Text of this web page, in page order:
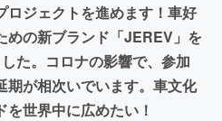
ロジェクトを進めます！車好
めの新ブランド「JEREV」を
た。コロナの影響で、参加
期が相次いでいます。車文化
世界中に広めたい！